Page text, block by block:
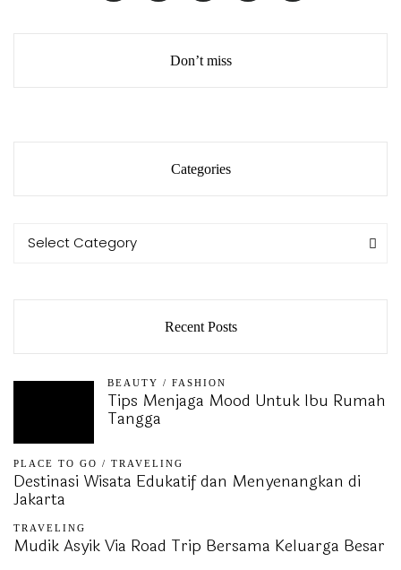
Don’t miss
Categories
Categories
Select Category
Categories
Recent Posts
BEAUTY / FASHION
Tips Menjaga Mood Untuk Ibu Rumah
Tangga
PLACE TO GO / TRAVELING
Destinasi Wisata Edukatif dan Menyenangkan di
Jakarta
TRAVELING
Mudik Asyik Via Road Trip Bersama Keluarga Besar